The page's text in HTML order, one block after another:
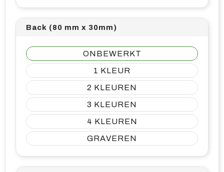
Back (80 mm x 30mm)
ONBEWERKT
1
2
3
4
GRAVEREN